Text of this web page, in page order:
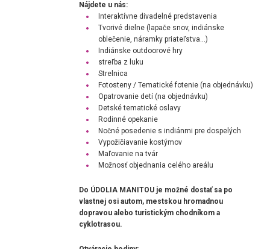
Nájdete u nás:
Interaktívne divadelné predstavenia
Tvorivé dielne (lapače snov, indiánske
oblečenie, náramky priateľstva…)
Indiánske outdoorové hry
streľba z luku
Strelnica
Fotosteny / Tematické fotenie (na objednávku)
Opatrovanie detí (na objednávku)
Detské tematické oslavy
Rodinné opekanie
Nočné posedenie s indiánmi pre dospelých
Vypožičiavanie kostýmov
Maľovanie na tvár
Možnosť objednania celého areálu
Do ÚDOLIA MANITOU je možné dostať sa po
vlastnej osi autom, mestskou hromadnou
dopravou alebo turistickým chodníkom a
cyklotrasou.